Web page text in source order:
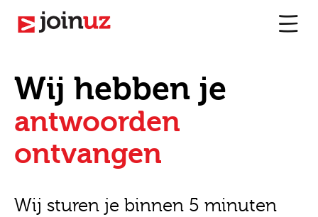
Wij hebben je
antwoorden
ontvangen
Wij sturen je binnen 5 minuten